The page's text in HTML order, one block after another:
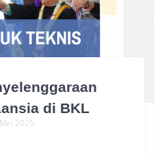
di BKL
2025